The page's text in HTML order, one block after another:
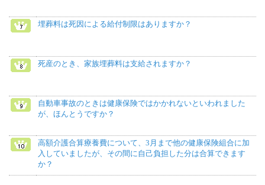
埋葬料は死因による給付制限はありますか？
死産のとき、家族埋葬料は支給されますか？
自動車事故のときは健康保険ではかかれないといわれました
が、ほんとうですか？
高額介護合算療養費について、3月まで他の健康保険組合に加
入していましたが、その間に自己負担した分は合算できます
か？